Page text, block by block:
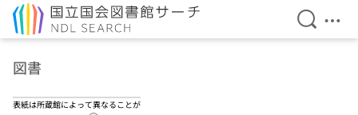
検索を
メ
図書
表紙は所蔵館によって異なることが